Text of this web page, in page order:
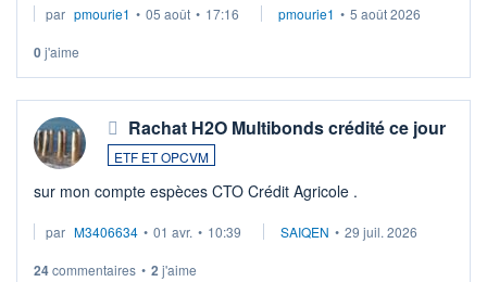
par pmourie1 • 05 août • 17:16 pmourie1 • 5 août 2026
0j'aime
Rachat H2O Multibonds crédité ce jour
ETF ET OPCVM
sur mon compte espèces CTO Crédit Agricole .
par M3406634 • 01 avr. • 10:39 SAIQEN • 29 juil. 2026
24commentaires • 2 j'aime